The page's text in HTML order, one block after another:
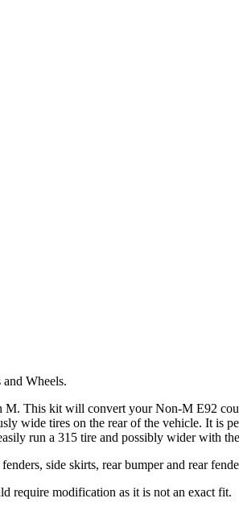
Wheels.
This kit will convert your Non-M E92
wide tires on the rear of the vehicle. It is
run a 315 tire and possibly wider with
side skirts, rear bumper and rear
require modification as it is not an exact fit.